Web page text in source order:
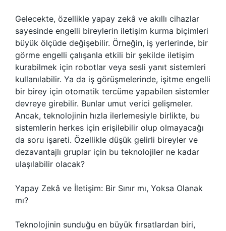
Gelecekte, özellikle yapay zekâ ve akıllı cihazlar
sayesinde engelli bireylerin iletişim kurma biçimleri
büyük ölçüde değişebilir. Örneğin, iş yerlerinde, bir
görme engelli çalışanla etkili bir şekilde iletişim
kurabilmek için robotlar veya sesli yanıt sistemleri
kullanılabilir. Ya da iş görüşmelerinde, işitme engelli
bir birey için otomatik tercüme yapabilen sistemler
devreye girebilir. Bunlar umut verici gelişmeler.
Ancak, teknolojinin hızla ilerlemesiyle birlikte, bu
sistemlerin herkes için erişilebilir olup olmayacağı
da soru işareti. Özellikle düşük gelirli bireyler ve
dezavantajlı gruplar için bu teknolojiler ne kadar
ulaşılabilir olacak?
Yapay Zekâ ve İletişim: Bir Sınır mı, Yoksa Olanak
mı?
Teknolojinin sunduğu en büyük fırsatlardan biri,